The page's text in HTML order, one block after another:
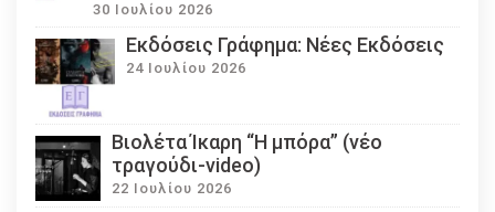
30 Ιουλίου 2026
Εκδόσεις Γράφημα: Νέες Εκδόσεις
24 Ιουλίου 2026
Βιολέτα Ίκαρη “Η μπόρα” (νέο
τραγούδι-video)
22 Ιουλίου 2026